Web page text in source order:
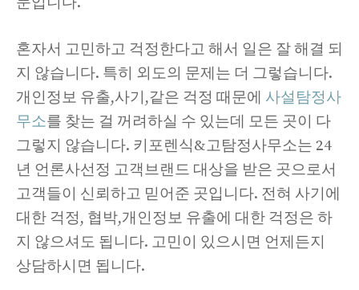
혼자서 고민하고 걱정한다고 해서 일은 잘 해결 되
지 않습니다. 특히 외도의 문제는 더 그렇습니다.
개인정보 유출,사기,같은 걱정 때문에 사설탐정사
무소를 찾는 걸 꺼려하실 수 있는데 모든 곳이 다
그렇지 않습니다. 키포렌식&고탐정사무소는 24
년 언론사선정 고객브랜드 대상을 받은 곳으로서
고객들이 신뢰하고 믿어준 곳입니다. 전혀 사기에
대한 걱정, 협박,개인정보 유출에 대한 걱정은 하
지 않으셔도 됩니다. 고민이 있으시면 언제든지
상담하시면 됩니다.